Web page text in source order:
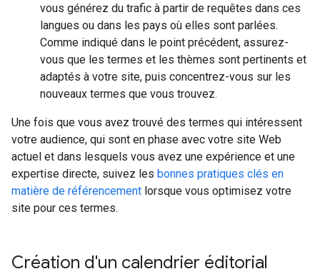
vous générez du trafic à partir de requêtes dans ces
langues ou dans les pays où elles sont parlées.
Comme indiqué dans le point précédent, assurez-
vous que les termes et les thèmes sont pertinents et
adaptés à votre site, puis concentrez-vous sur les
nouveaux termes que vous trouvez.
Une fois que vous avez trouvé des termes qui intéressent
votre audience, qui sont en phase avec votre site Web
actuel et dans lesquels vous avez une expérience et une
expertise directe, suivez les bonnes pratiques clés en
matière de référencement lorsque vous optimisez votre
site pour ces termes.
Création d'un calendrier éditorial